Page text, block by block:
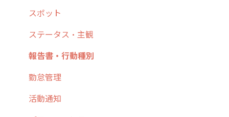
5. 基本的な使い方：システム管理者編
6. 基本的な使い方：ユーザー編
7. 初心者向けよくある質問集
8. 用語集
9. もっと便利に利用するための設定
スポット
ステータス・主観
報告書・行動種別
勤怠管理
活動通知